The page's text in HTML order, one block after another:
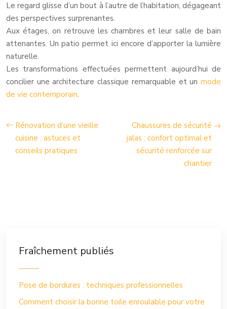
Le regard glisse d’un bout à l’autre de l’habitation, dégageant
des perspectives surprenantes.
Aux étages, on retrouve les chambres et leur salle de bain
attenantes. Un patio permet ici encore d’apporter la lumière
naturelle.
Les transformations effectuées permettent aujourd’hui de
concilier une architecture classique remarquable et un mode
de vie contemporain.
Rénovation d’une vieille
cuisine : astuces et
conseils pratiques
Chaussures de sécurité
jalas : confort optimal et
sécurité renforcée sur
chantier
Fraîchement publiés
Pose de bordures : techniques professionnelles
Comment choisir la bonne toile enroulable pour votre